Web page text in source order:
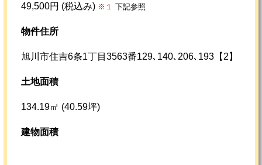
49,500円 (税込み) ※１ 下記参照
物件住所
旭川市住吉6条1丁目3563番129､140､206､193【2】
土地面積
134.19㎡ (40.59坪)
建物面積